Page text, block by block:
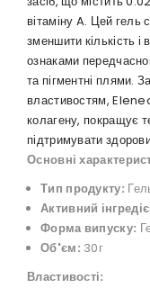
вітаміну A. Цей
зменшити кількість
ознаками
та пігментні плями.
властивостям,
колагену, покращує
підтримувати
Основні
Тип продукту:
Активний
Форма випуску:
Об'єм: 30г
Властивості: